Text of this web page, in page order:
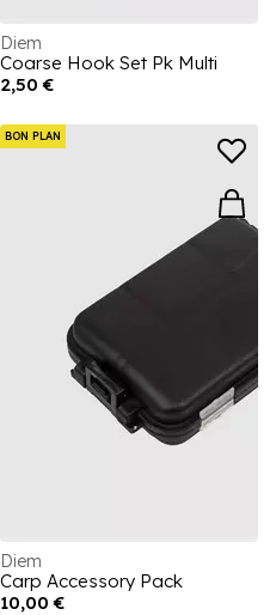
Diem
Coarse Hook Set Pk Multi
2,50 €
BON PLAN
Diem
Carp Accessory Pack
10,00 €